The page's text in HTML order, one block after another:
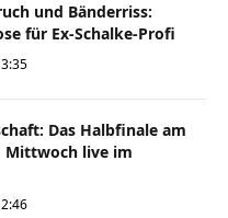
und Bänderriss:
für Ex-Schalke-Profi
Das Halbfinale am
Mittwoch live im